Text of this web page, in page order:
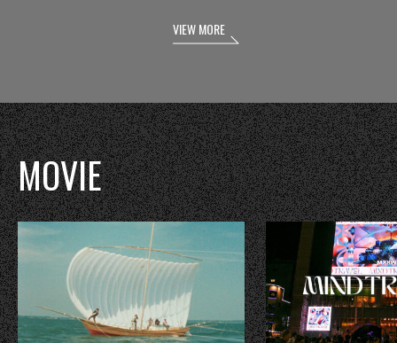
VIEW MORE
MOVIE